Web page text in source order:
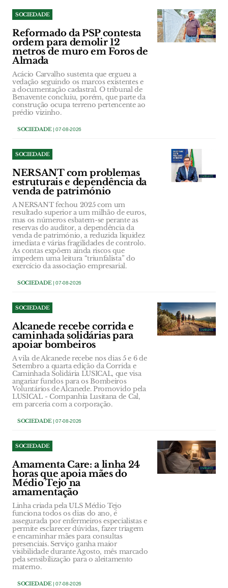
SOCIEDADE
Reformado da PSP contesta
ordem para demolir 12
metros de muro em Foros de
Almada
Acácio Carvalho sustenta que ergueu a
vedação seguindo os marcos existentes e
a documentação cadastral. O tribunal de
Benavente concluiu, porém, que parte da
construção ocupa terreno pertencente ao
prédio vizinho.
SOCIEDADE| 07-08-2026
SOCIEDADE
NERSANT com problemas
estruturais e dependência da
venda de património
A NERSANT fechou 2025 com um
resultado superior a um milhão de euros,
mas os números esbatem-se perante as
reservas do auditor, a dependência da
venda de património, a reduzida liquidez
imediata e várias fragilidades de controlo.
As contas expõem ainda riscos que
impedem uma leitura “triunfalista” do
exercício da associação empresarial.
SOCIEDADE| 07-08-2026
SOCIEDADE
Alcanede recebe corrida e
caminhada solidárias para
apoiar bombeiros
A vila de Alcanede recebe nos dias 5 e 6 de
Setembro a quarta edição da Corrida e
Caminhada Solidária LUSICAL, que visa
angariar fundos para os Bombeiros
Voluntários de Alcanede. Promovido pela
LUSICAL - Companhia Lusitana de Cal,
em parceria com a corporação.
SOCIEDADE| 07-08-2026
SOCIEDADE
Amamenta Care: a linha 24
horas que apoia mães do
Médio Tejo na
amamentação
Linha criada pela ULS Médio Tejo
funciona todos os dias do ano, é
assegurada por enfermeiros especialistas e
permite esclarecer dúvidas, fazer triagem
e encaminhar mães para consultas
presenciais. Serviço ganha maior
visibilidade durante Agosto, mês marcado
pela sensibilização para o aleitamento
materno.
SOCIEDADE| 07-08-2026